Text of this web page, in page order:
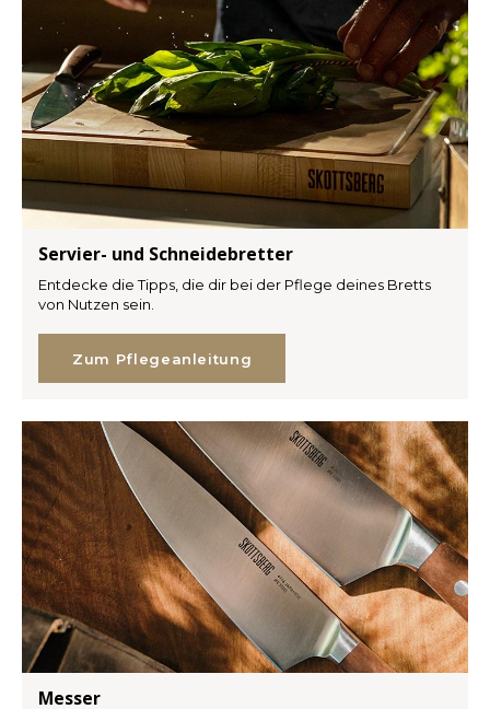
Servier- und Schneidebretter
Entdecke die Tipps, die dir bei der Pflege deines Bretts
von Nutzen sein.
Zum Pflegeanleitung
Messer